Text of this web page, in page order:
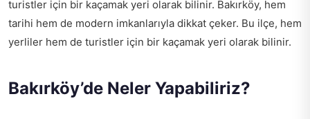
turistler için bir kaçamak yeri olarak bilinir. Bakırköy, hem
tarihi hem de modern imkanlarıyla dikkat çeker. Bu ilçe, hem
yerliler hem de turistler için bir kaçamak yeri olarak bilinir.
Bakırköy’de Neler Yapabiliriz?